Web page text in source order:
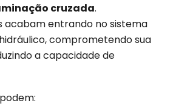
cruzada.
acabam entrando no sistema
comprometendo sua
a capacidade de